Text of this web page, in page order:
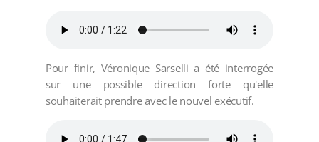
Pour finir, Véronique Sarselli a été interrogée
sur une possible direction forte qu'elle
souhaiterait prendre avec le nouvel exécutif.